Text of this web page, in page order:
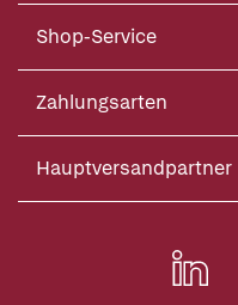
Shop-Service
Zahlungsarten
Hauptversandpartner